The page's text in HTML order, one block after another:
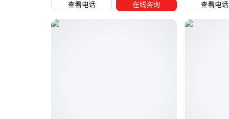
查看电话 在线咨询 查看电话